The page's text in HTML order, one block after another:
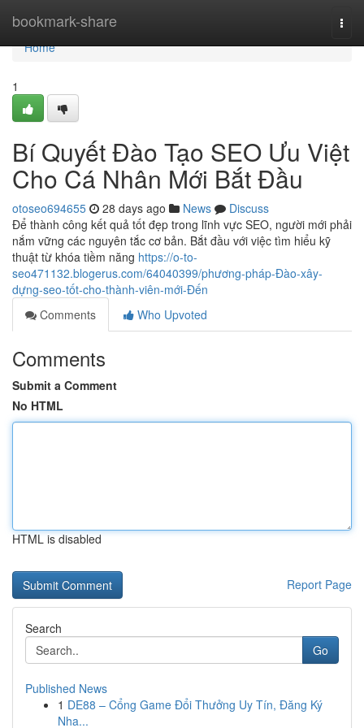
bookmark-share
Home
Home
1
Bí Quyết Đào Tạo SEO Ưu Việt
Cho Cá Nhân Mới Bắt Đầu
otoseo694655 28 days ago News
Discuss
Để thành công kết quả tốt đẹp trong lĩnh vực SEO, người mới phải
nắm vững các nguyên tắc cơ bản. Bắt đầu với việc tìm hiểu kỹ
thuật từ khóa tiềm năng https://o-to-
seo471132.blogerus.com/64040399/phương-pháp-Đào-xây-
dựng-seo-tốt-cho-thành-viên-mới-Đến
Comments
Who Upvoted
Comments
Submit a Comment
No HTML
HTML is disabled
Report Page
Search
Go
Published News
1 DE88 – Cổng Game Đổi Thưởng Uy Tín, Đăng Ký
Nha...